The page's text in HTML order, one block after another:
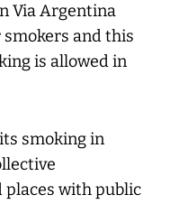
Via Argentina
and this
is allowed in
smoking in
with public